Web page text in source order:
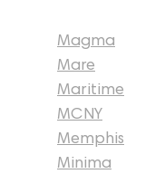
Magma
Mare
Maritime
MCNY
Memphis
Minima